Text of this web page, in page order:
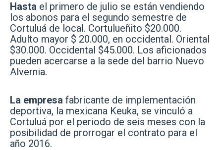
Hasta el primero de julio se están vendiendo
los abonos para el segundo semestre de
Cortuluá de local. Cortulueñito $20.000.
Adulto mayor $ 20.000, en occidental. Oriental
$30.000. Occidental $45.000. Los aficionados
pueden acercarse a la sede del barrio Nuevo
Alvernia.
La empresa fabricante de implementación
deportiva, la mexicana Keuka, se vinculó a
Cortuluá por el periodo de seis meses con la
posibilidad de prorrogar el contrato para el
año 2016.